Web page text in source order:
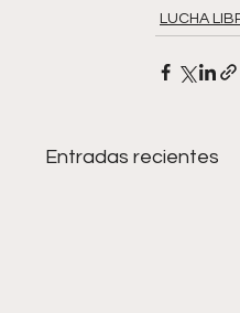
LUCHA
Entradas recientes